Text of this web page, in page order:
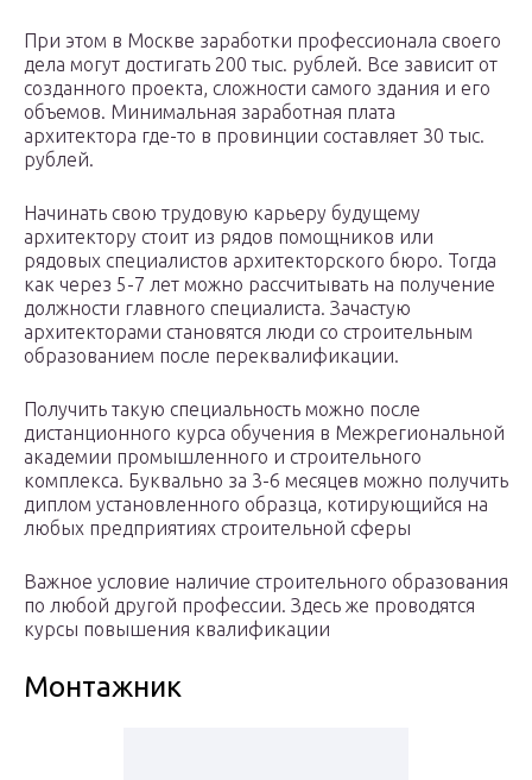
При этом в Москве заработки профессионала своего
дела могут достигать 200 тыс. рублей. Все зависит от
созданного проекта, сложности самого здания и его
объемов. Минимальная заработная плата
архитектора где-то в провинции составляет 30 тыс.
рублей.
Начинать свою трудовую карьеру будущему
архитектору стоит из рядов помощников или
рядовых специалистов архитекторского бюро. Тогда
как через 5-7 лет можно рассчитывать на получение
должности главного специалиста. Зачастую
архитекторами становятся люди со строительным
образованием после переквалификации.
Получить такую специальность можно после
дистанционного курса обучения в Межрегиональной
академии промышленного и строительного
комплекса. Буквально за 3-6 месяцев можно получить
диплом установленного образца, котирующийся на
любых предприятиях строительной сферы
Важное условие наличие строительного образования
по любой другой профессии. Здесь же проводятся
курсы повышения квалификации
Монтажник